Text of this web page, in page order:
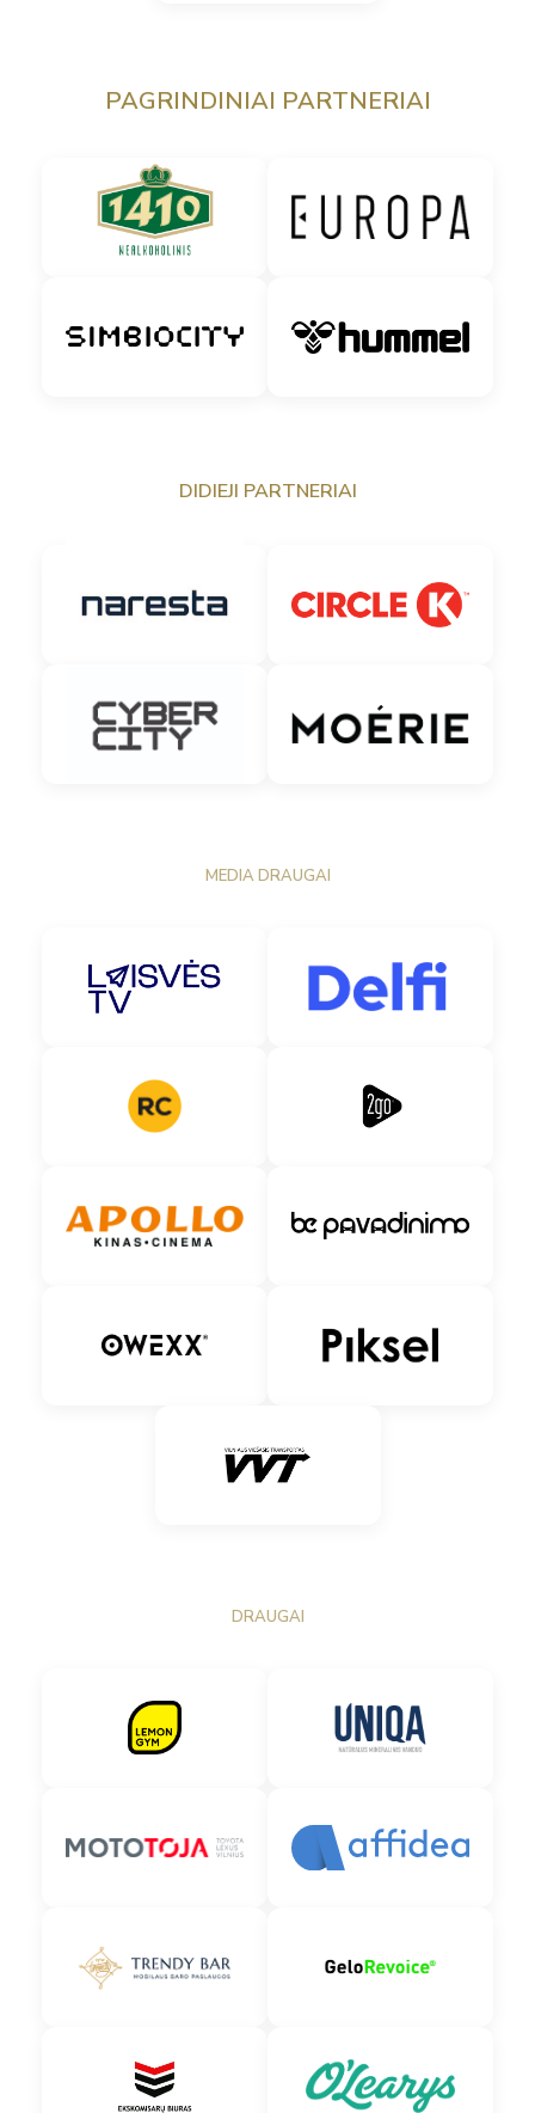
PAGRINDINIAI PARTNERIAI
DIDIEJI PARTNERIAI
DRAUGAI
MEDIA DRAUGAI